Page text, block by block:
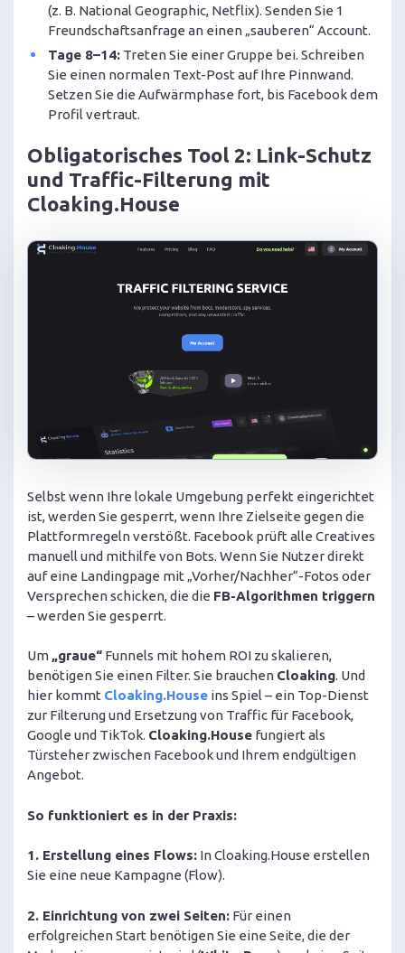
(z. B. National Geographic, Netflix). Senden Sie 1
Freundschaftsanfrage an einen „sauberen“ Account.
Tage 8–14:Treten Sie einer Gruppe bei. Schreiben
Sie einen normalen Text-Post auf Ihre Pinnwand.
Setzen Sie die Aufwärmphase fort, bis Facebook dem
Profil vertraut.
Obligatorisches Tool 2: Link-Schutz
und Traffic-Filterung mit
Cloaking.House
Selbst wenn Ihre lokale Umgebung perfekt eingerichtet
ist, werden Sie gesperrt, wenn Ihre Zielseite gegen die
Plattformregeln verstößt. Facebook prüft alle Creatives
manuell und mithilfe von Bots. Wenn Sie Nutzer direkt
auf eine Landingpage mit „Vorher/Nachher“-Fotos oder
Versprechen schicken, die die FB-Algorithmen triggern
– werden Sie gesperrt.
Um „graue“ Funnels mit hohem ROI zu skalieren,
benötigen Sie einen Filter. Sie brauchen Cloaking. Und
hier kommt Cloaking.House ins Spiel – ein Top-Dienst
zur Filterung und Ersetzung von Traffic für Facebook,
Google und TikTok. Cloaking.House fungiert als
Türsteher zwischen Facebook und Ihrem endgültigen
Angebot.
So funktioniert es in der Praxis:
1. Erstellung eines Flows: In Cloaking.House erstellen
Sie eine neue Kampagne (Flow).
2. Einrichtung von zwei Seiten: Für einen
erfolgreichen Start benötigen Sie eine Seite, die der